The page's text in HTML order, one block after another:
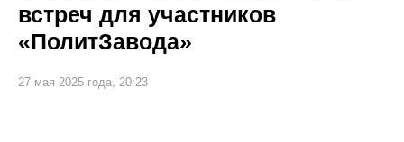
встреч для участников
«ПолитЗавода»
27 мая 2025 года, 20:23